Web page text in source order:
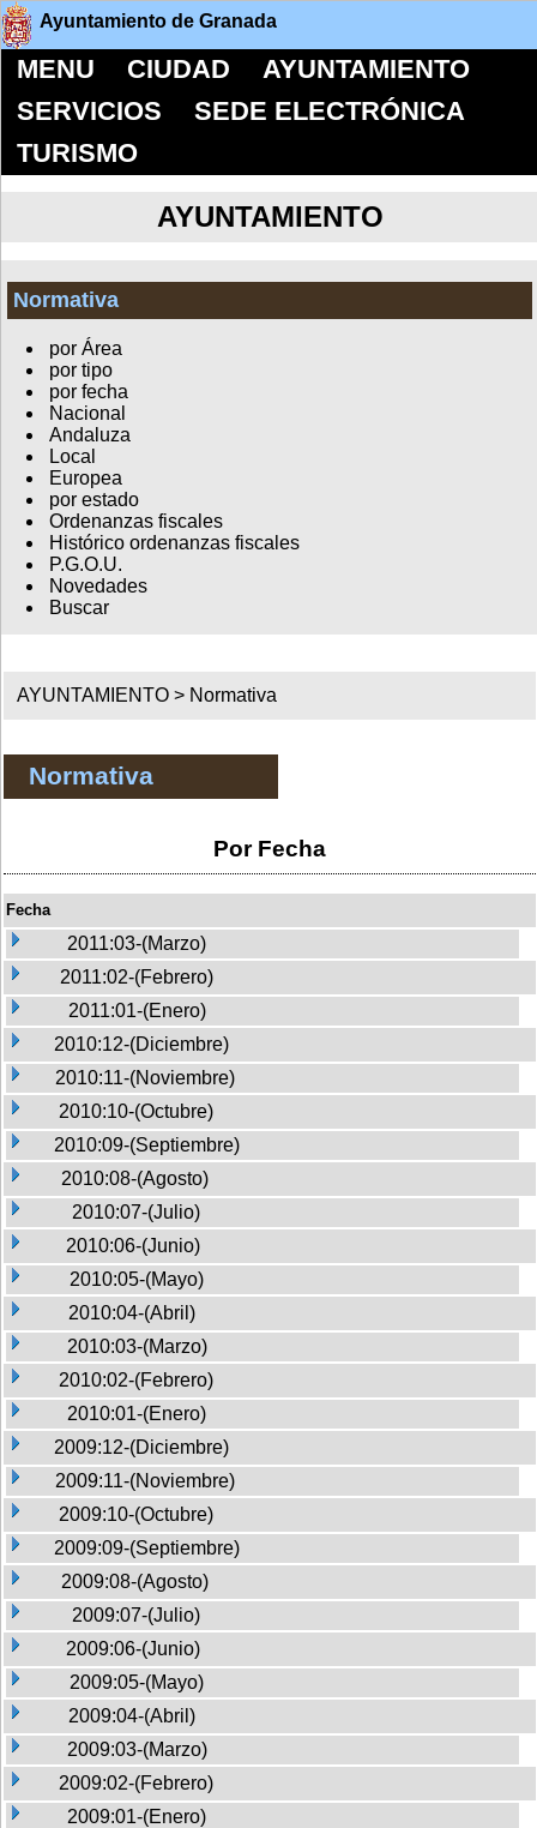
Ayuntamiento de Granada
MENU CIUDAD
AYUNTAMIENTO
SERVICIOS
SEDE ELECTRÓNICA
TURISMO
AYUNTAMIENTO
Normativa
por Área
por tipo
por fecha
Nacional
Andaluza
Local
Europea
por estado
Ordenanzas fiscales
Histórico ordenanzas fiscales
P.G.O.U.
Novedades
Buscar
AYUNTAMIENTO > Normativa
Normativa
Por Fecha
Fecha
2011:03-(Marzo)
2011:02-(Febrero)
2011:01-(Enero)
2010:12-(Diciembre)
2010:11-(Noviembre)
2010:10-(Octubre)
2010:09-(Septiembre)
2010:08-(Agosto)
2010:07-(Julio)
2010:06-(Junio)
2010:05-(Mayo)
2010:04-(Abril)
2010:03-(Marzo)
2010:02-(Febrero)
2010:01-(Enero)
2009:12-(Diciembre)
2009:11-(Noviembre)
2009:10-(Octubre)
2009:09-(Septiembre)
2009:08-(Agosto)
2009:07-(Julio)
2009:06-(Junio)
2009:05-(Mayo)
2009:04-(Abril)
2009:03-(Marzo)
2009:02-(Febrero)
2009:01-(Enero)